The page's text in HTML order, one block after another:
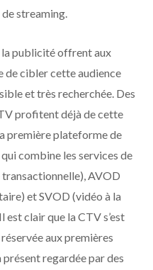
streaming.
la publicité offrent aux
de cibler cette audience
et très recherchée. Des
profitent déjà de cette
première plateforme de
combine les services de
AVOD
et SVOD (vidéo à la
est clair que la CTV s’est
aux premières
présent regardée par des